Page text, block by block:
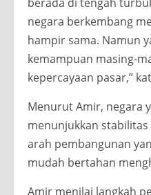
berada di tengah
negara berkembang
hampir sama. Namun
kemampuan masing-
kepercayaan pasar,”
Menurut Amir, negara
menunjukkan
arah pembangunan
mudah bertahan
Amir menilai langkah